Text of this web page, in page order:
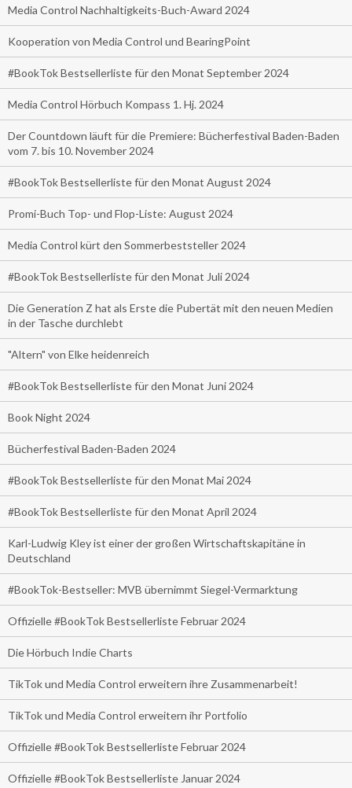
Media Control Nachhaltigkeits-Buch-Award 2024
Kooperation von Media Control und BearingPoint
#BookTok Bestsellerliste für den Monat September 2024
Media Control Hörbuch Kompass 1. Hj. 2024
Der Countdown läuft für die Premiere: Bücherfestival Baden-Baden
vom 7. bis 10. November 2024
#BookTok Bestsellerliste für den Monat August 2024
Promi-Buch Top- und Flop-Liste: August 2024
Media Control kürt den Sommerbeststeller 2024
#BookTok Bestsellerliste für den Monat Juli 2024
Die Generation Z hat als Erste die Pubertät mit den neuen Medien
in der Tasche durchlebt
"Altern" von Elke heidenreich
#BookTok Bestsellerliste für den Monat Juni 2024
Book Night 2024
Bücherfestival Baden-Baden 2024
#BookTok Bestsellerliste für den Monat Mai 2024
#BookTok Bestsellerliste für den Monat April 2024
Karl-Ludwig Kley ist einer der großen Wirtschaftskapitäne in
Deutschland
#BookTok-Bestseller: MVB übernimmt Siegel-Vermarktung
Offizielle #BookTok Bestsellerliste Februar 2024
Die Hörbuch Indie Charts
TikTok und Media Control erweitern ihre Zusammenarbeit!
TikTok und Media Control erweitern ihr Portfolio
Offizielle #BookTok Bestsellerliste Februar 2024
Offizielle #BookTok Bestsellerliste Januar 2024